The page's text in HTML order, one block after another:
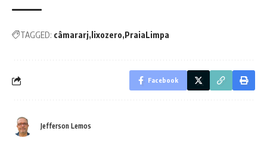
TAGGED: câmararj lixozero PraiaLimpa
Facebook
Jefferson Lemos